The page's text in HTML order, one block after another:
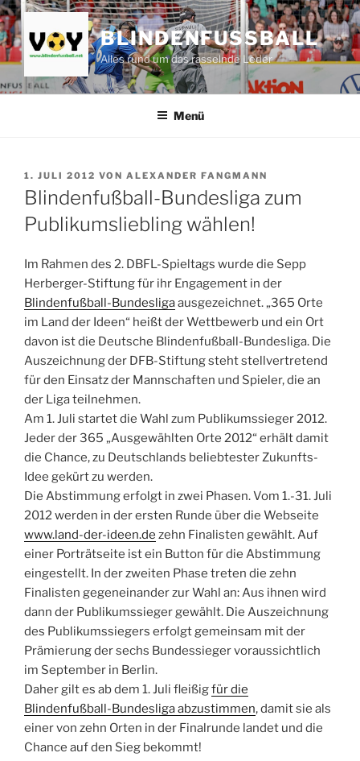
Zum
Inhalt
springen
BLINDENFUSSBALL
Alles rund um das rasselnde Leder
Menü
VERÖFFENTLICHT
AM
1. JULI 2012 VON ALEXANDER FANGMANN
Blindenfußball-Bundesliga zum
Publikumsliebling wählen!
Im Rahmen des 2. DBFL-Spieltags wurde die Sepp
Herberger-Stiftung für ihr Engagement in der
Blindenfußball-Bundesligaausgezeichnet. „365 Orte
im Land der Ideen“ heißt der Wettbewerb und ein Ort
davon ist die Deutsche Blindenfußball-Bundesliga. Die
Auszeichnung der DFB-Stiftung steht stellvertretend
für den Einsatz der Mannschaften und Spieler, die an
der Liga teilnehmen.
Am 1. Juli startet die Wahl zum Publikumssieger 2012.
Jeder der 365 „Ausgewählten Orte 2012“ erhält damit
die Chance, zu Deutschlands beliebtester Zukunfts-
Idee gekürt zu werden.
Die Abstimmung erfolgt in zwei Phasen. Vom 1.-31. Juli
2012 werden in der ersten Runde über die Webseite
www.land-der-ideen.de zehn Finalisten gewählt. Auf
einer Porträtseite ist ein Button für die Abstimmung
eingestellt. In der zweiten Phase treten die zehn
Finalisten gegeneinander zur Wahl an: Aus ihnen wird
dann der Publikumssieger gewählt. Die Auszeichnung
des Publikumssiegers erfolgt gemeinsam mit der
Prämierung der sechs Bundessieger voraussichtlich
im September in Berlin.
Daher gilt es ab dem 1. Juli fleißigfür die
Blindenfußball-Bundesliga abzustimmen, damit sie als
einer von zehn Orten in der Finalrunde landet und die
Chance auf den Sieg bekommt!